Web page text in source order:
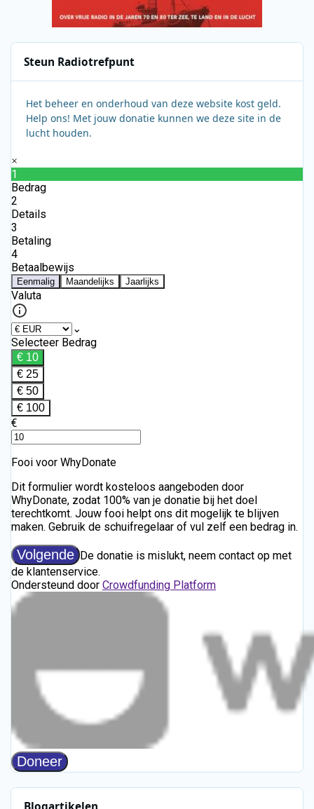
Steun Radiotrefpunt
Het beheer en onderhoud van deze website kost geld.
Help ons! Met jouw donatie kunnen we deze site in de
lucht houden.